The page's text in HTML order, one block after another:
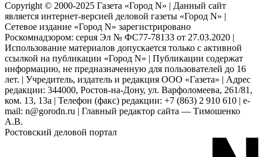
Copyright © 2000-2025 Газета «Город N» | Данный сайт
является интернет-версией деловой газеты «Город N» |
Сетевое издание «Город N» зарегистрировано
Роскомнадзором: серuя Эл № ФС77-78133 от 27.03.2020 |
Использование материалов допускается только с активной
ссылкой на публикации «Город N» | Публикации содержат
информацию, не предназначенную для пользователей до 16
лет. | Учредитель, издатель и редакция ООО «Газета» | Адрес
редакции: 344000, Ростов-на-Дону, ул. Варфоломеева, 261/81,
ком. 13, 13а | Телефон (факс) редакции: +7 (863) 2 910 610 | e-
mail: n@gorodn.ru | Главный редактор сайта — Тимошенко
А.В.
Ростовский деловой портал